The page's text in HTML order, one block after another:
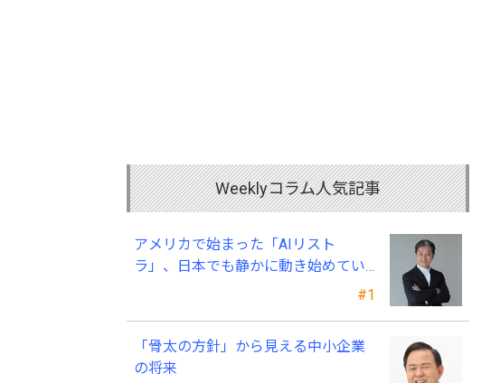
Weeklyコラム人気記事
#1
アメリカで始まった「AIリスト
ラ」、日本でも静かに動き始めてい
る ～中小企業経営者が今、見直すべ
「骨太の方針」から見える中小企業
の将来